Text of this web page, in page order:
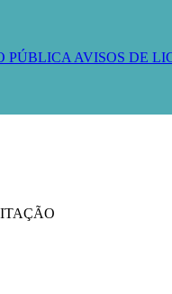
PÚBLICA AVISOS DE